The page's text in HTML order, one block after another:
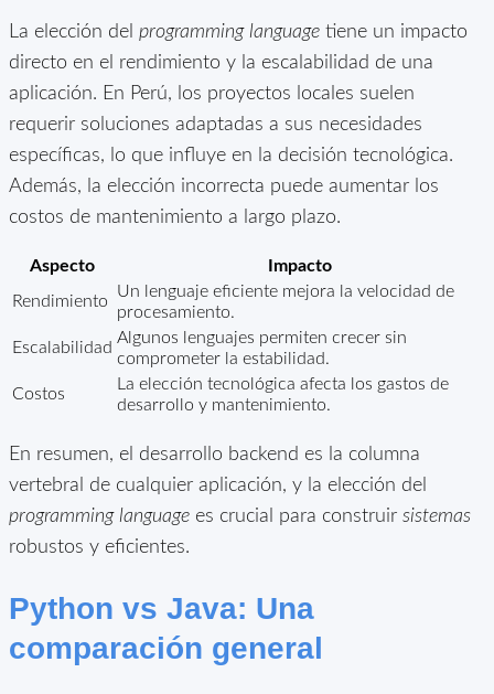
La elección del programming language tiene un impacto
directo en el rendimiento y la escalabilidad de una
aplicación. En Perú, los proyectos locales suelen
requerir soluciones adaptadas a sus necesidades
específicas, lo que influye en la decisión tecnológica.
Además, la elección incorrecta puede aumentar los
costos de mantenimiento a largo plazo.
Aspecto
Impacto
Rendimiento
Un lenguaje eficiente mejora la velocidad de
procesamiento.
Escalabilidad
Algunos lenguajes permiten crecer sin
comprometer la estabilidad.
Costos
La elección tecnológica afecta los gastos de
desarrollo y mantenimiento.
En resumen, el desarrollo backend es la columna
vertebral de cualquier aplicación, y la elección del
programming language es crucial para construir sistemas
robustos y eficientes.
Python vs Java: Una
comparación general